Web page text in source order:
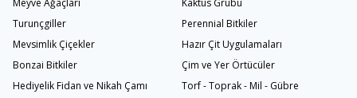
Turunçgiller
Perennial Bitkiler
Mevsimlik Çiçekler
Hazır Çit Uygulamaları
Bonzai Bitkiler
Çim ve Yer Örtücüler
Hediyelik Fidan ve Nikah Çamı
Torf - Toprak - Mil - Gübre